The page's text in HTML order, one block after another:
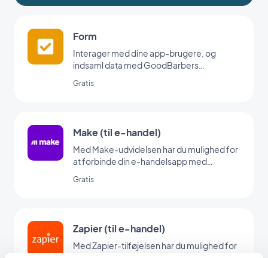
Form
Interager med dine app-brugere, og
indsaml data med GoodBarbers
Gratis
Make (til e-handel)
Med Make-udvidelsen har du mulighed for
at forbinde din e-handelsapp med
den perfekte tilføjelse til at sætte
Gratis
Zapier (til e-handel)
Med Zapier-tilføjelsen har du mulighed for